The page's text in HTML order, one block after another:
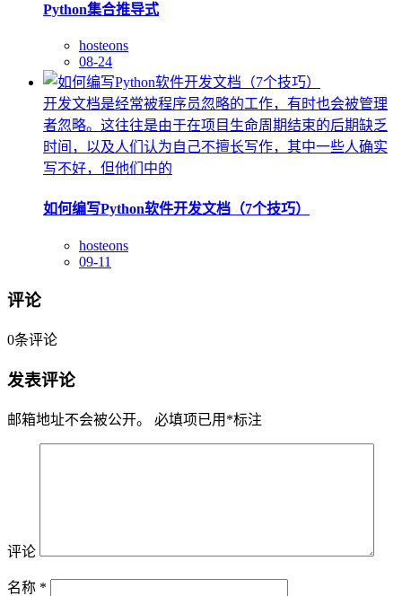
Python集合推导式
hosteons
08-24
开发文档是经常被程序员忽略的工作，有时也会被管理
者忽略。这往往是由于在项目生命周期结束的后期缺乏
时间，以及人们认为自己不擅长写作，其中一些人确实
写不好，但他们中的
如何编写Python软件开发文档（7个技巧）
hosteons
09-11
评论
0条评论
发表评论
邮箱地址不会被公开。 必填项已用 *标注
评论
名称 *